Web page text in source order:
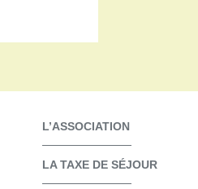
L’ASSOCIATION
LA TAXE DE SÉJOUR